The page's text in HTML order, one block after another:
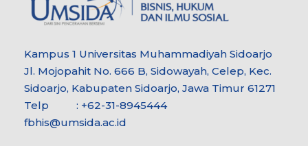
Kampus 1 Universitas Muhammadiyah Sidoarjo
Jl. Mojopahit No. 666 B, Sidowayah, Celep, Kec.
Sidoarjo, Kabupaten Sidoarjo, Jawa Timur 61271
Telp : +62-31-8945444
fbhis@umsida.ac.id